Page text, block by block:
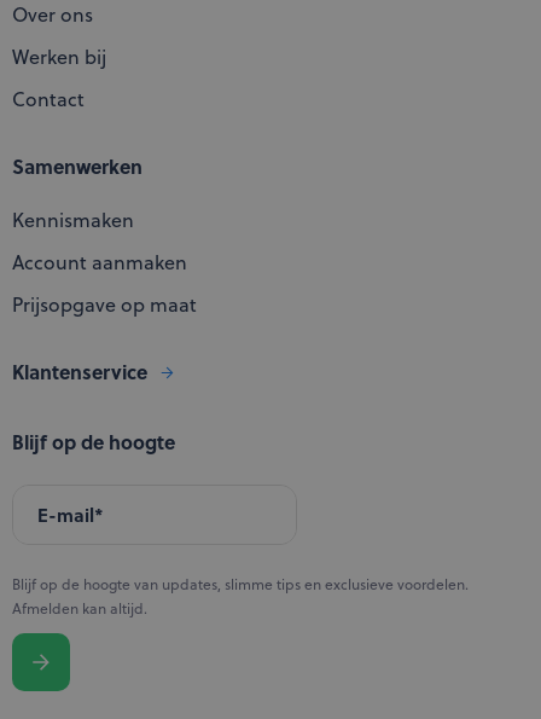
Over ons
Werken bij
Contact
Samenwerken
Kennismaken
Account aanmaken
Prijsopgave op maat
Klantenservice
Blijf op de hoogte
E-mail*
Blijf op de hoogte van updates, slimme tips en exclusieve voordelen.
Afmelden kan altijd.
Verzenden